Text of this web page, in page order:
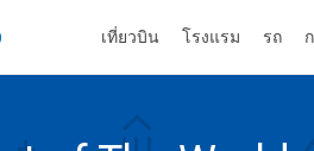
เที่ยวบิน โรงแรม รถ